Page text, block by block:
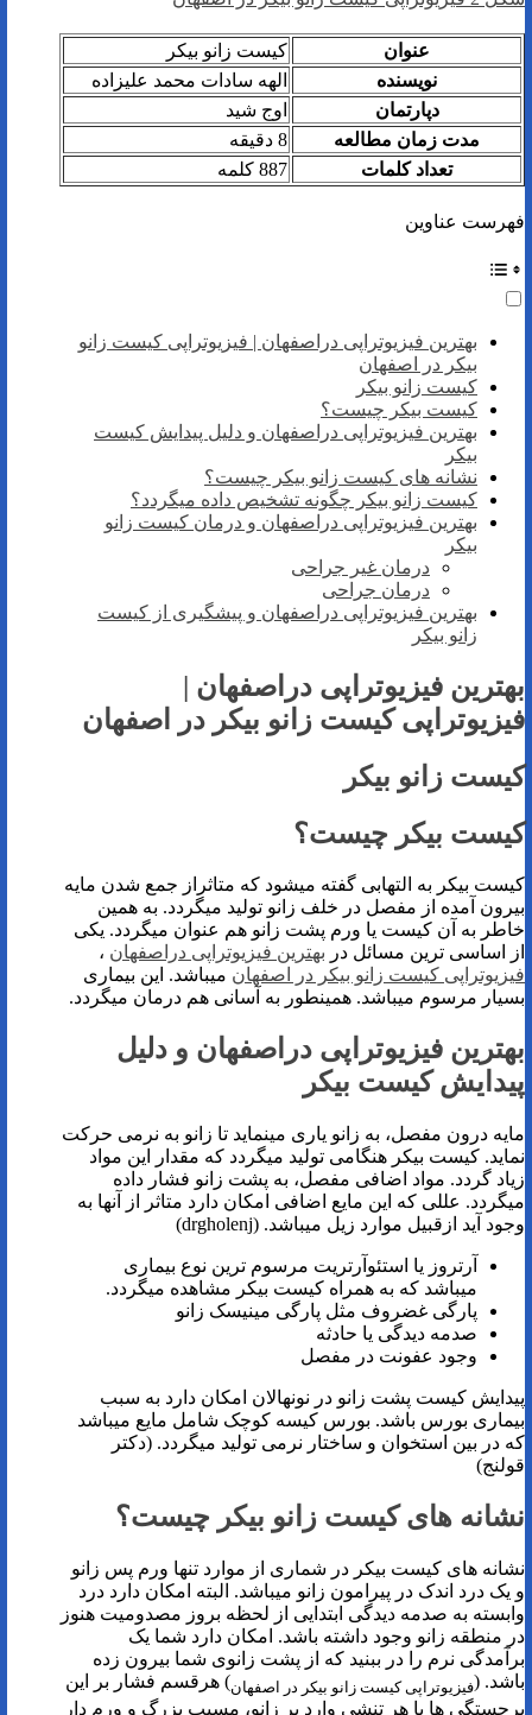
عنوان
کیست زانو بیکر
نویسنده
الهه سادات محمد علیزاده
دپارتمان
اوج شید
مدت زمان مطالعه
8 دقیقه
تعداد کلمات
887 کلمه
فهرست عناوین
بهترین فیزیوتراپی دراصفهان | فیزیوتراپی کیست زانو
بیکر در اصفهان
کیست زانو بیکر
کیست بیکر چیست؟
بهترین فیزیوتراپی دراصفهان و دلیل پیدایش کیست
بیکر
نشانه های کیست زانو بیکر چیست؟
کیست زانو بیکر چگونه تشخیص داده میگردد؟
بهترین فیزیوتراپی دراصفهان و درمان کیست زانو
بیکر
درمان غیر جراحی
درمان جراحی
بهترین فیزیوتراپی دراصفهان و پیشگیری از کیست
زانو بیکر
بهترین فیزیوتراپی دراصفهان |
فیزیوتراپی کیست زانو بیکر در اصفهان
کیست زانو بیکر
کیست بیکر چیست؟
کیست بیکر به التهابی گفته میشود که متاثراز جمع شدن مایه
بیرون آمده از مفصل در خلف زانو تولید میگردد. به همین
خاطر به آن کیست یا ورم پشت زانو هم عنوان میگردد. یکی
از اساسی ترین مسائل در بهترین فیزیوتراپی دراصفهان ،
فیزیوتراپی کیست زانو بیکر در اصفهان میباشد. این بیماری
بسیار مرسوم میباشد. همینطور به آسانی هم درمان میگردد.
بهترین فیزیوتراپی دراصفهان و دلیل
پیدایش کیست بیکر
مایه درون مفصل، به زانو یاری مینماید تا زانو به نرمی حرکت
نماید. کیست بیکر هنگامی تولید میگردد که مقدار این مواد
زیاد گردد. مواد اضافی مفصل، به پشت زانو فشار داده
میگردد. عللی که این مایع اضافی امکان دارد متاثر از آنها به
وجود آید ازقبیل موارد زیل میباشد. (drgholenj)
آرتروز یا استئوآرتریت مرسوم ترین نوع بیماری
میباشد که به همراه کیست بیکر مشاهده میگردد.
پارگی غضروف مثل پارگی مینیسک زانو
صدمه دیدگی یا حادثه
وجود عفونت در مفصل
پیدایش کیست پشت زانو در نونهالان امکان دارد به سبب
بیماری بورس باشد. بورس کیسه‌ کوچک شامل مایع میباشد
که در بین استخوان و ساختار نرمی تولید میگردد. (دکتر
قولنج)
نشانه های کیست زانو بیکر چیست؟
نشانه های کیست بیکر در شماری از موارد تنها ورم پس زانو
و یک درد اندک در پیرامون زانو میباشد. البته امکان دارد درد
وابسته به صدمه دیدگی ابتدایی از لحظه بروز مصدومیت هنوز
در منطقه زانو وجود داشته باشد. امکان دارد شما یک
برآمدگی نرم را در ببنید که از پشت زانوی شما بیرون زده
باشد. (فیزیوتراپی کیست زانو بیکر در اصفهان) هرقسم فشار بر این
برجستگی ها یا هر تنشی وارد بر زانو، مسبب بزرگ و ورم دار